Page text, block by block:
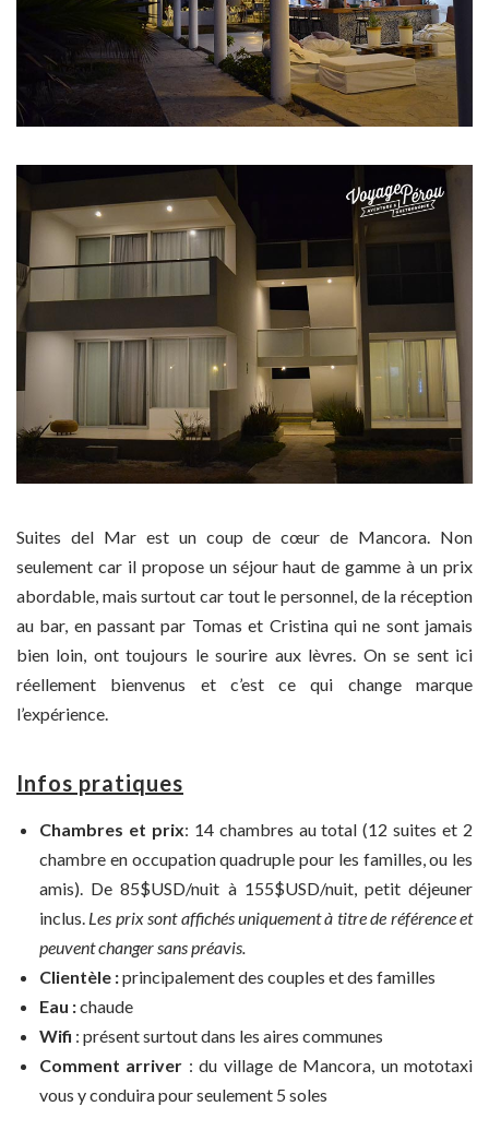
Suites del Mar est un coup de cœur de Mancora. Non
seulement car il propose un séjour haut de gamme à un prix
abordable, mais surtout car tout le personnel, de la réception
au bar, en passant par Tomas et Cristina qui ne sont jamais
bien loin, ont toujours le sourire aux lèvres. On se sent ici
réellement bienvenus et c’est ce qui change marque
l’expérience.
Infos pratiques
Chambres et prix: 14 chambres au total (12 suites et 2
chambre en occupation quadruple pour les familles, ou les
amis). De 85$USD/nuit à 155$USD/nuit, petit déjeuner
inclus. Les prix sont affichés uniquement à titre de référence et
peuvent changer sans préavis.
Clientèle :principalement des couples et des familles
Eau :chaude
Wifi : présent surtout dans les aires communes
Comment arriver : du village de Mancora, un mototaxi
vous y conduira pour seulement 5 soles